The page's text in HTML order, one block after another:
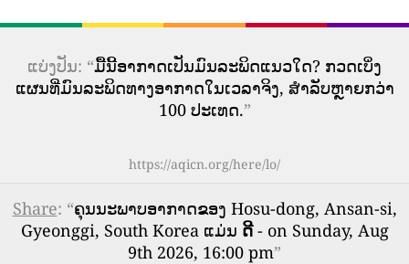
ແບ່ງປັນ: “ມື້ນີ້ອາກາດເປັນມົນລະພິດແນວໃດ? ກວດເບິ່ງ
ແຜນທີ່ມົນລະພິດທາງອາກາດໃນເວລາຈິງ, ສໍາລັບຫຼາຍກວ່າ
100 ປະເທດ.”
https://aqicn.org/here/lo/
Share: “ຄຸນນະພາບອາກາດຂອງ Hosu-dong, Ansan-si,
Gyeonggi, South Korea ແມ່ນ ດີ- on Sunday, Aug
9th 2026, 16:00 pm”